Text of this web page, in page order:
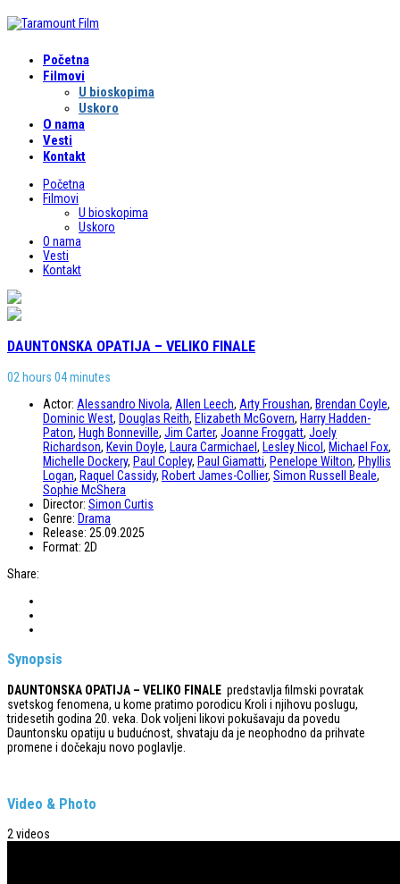
Početna
Filmovi
U bioskopima
Uskoro
O nama
Vesti
Kontakt
Početna
Filmovi
U bioskopima
Uskoro
O nama
Vesti
Kontakt
DAUNTONSKA OPATIJA – VELIKO FINALE
02 hours 04 minutes
Actor: Alessandro Nivola, Allen Leech, Arty Froushan, Brendan Coyle,
Dominic West, Douglas Reith, Elizabeth McGovern, Harry Hadden-
Paton, Hugh Bonneville, Jim Carter, Joanne Froggatt, Joely
Richardson, Kevin Doyle, Laura Carmichael , Lesley Nicol , Michael Fox,
Michelle Dockery, Paul Copley, Paul Giamatti, Penelope Wilton, Phyllis
Logan, Raquel Cassidy, Robert James-Collier, Simon Russell Beale,
Sophie McShera
Director: Simon Curtis
Genre: Drama
Release: 25.09.2025
Format: 2D
Share:
Synopsis
DAUNTONSKA OPATIJA – VELIKO FINALE predstavlja filmski povratak
svetskog fenomena, u kome pratimo porodicu Kroli i njihovu poslugu,
tridesetih godina 20. veka. Dok voljeni likovi pokušavaju da povedu
Dauntonsku opatiju u budućnost, shvataju da je neophodno da prihvate
promene i dočekaju novo poglavlje.
Video & Photo
2 videos